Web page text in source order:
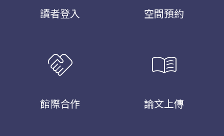
讀者登入 空間預約
handshake
館際合作
menu_book
論文上傳